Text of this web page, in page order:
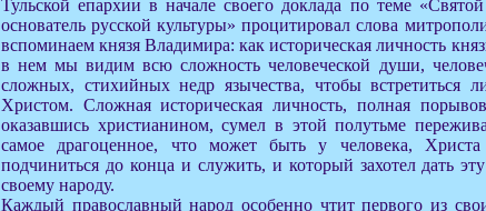
Тульской епархии в начале своего доклада по теме
основатель русской культуры» процитировал слова
вспоминаем князя Владимира: как историческая личность
в нем мы видим всю сложность человеческой души,
сложных, стихийных недр язычества, чтобы
Христом. Сложная историческая личность, полная
оказавшись христианином, сумел в этой полутьме
самое драгоценное, что может быть у человека,
подчиниться до конца и служить, и который захотел дать
своему народу.
Каждый православный народ особенно чтит первого из